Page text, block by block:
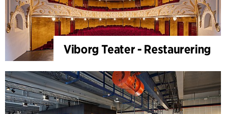
Viborg Teater - Restaurering